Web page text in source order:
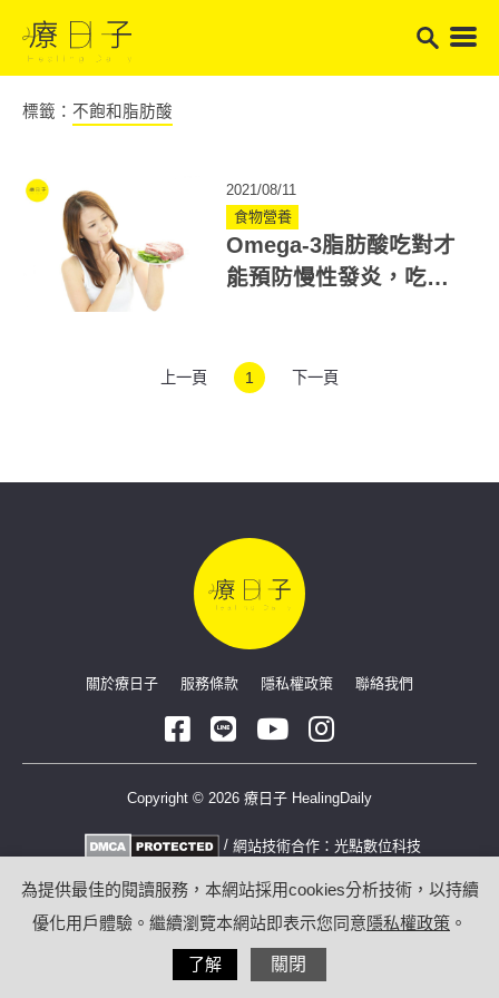
標籤： 不飽和脂肪酸
2021/08/11
食物營養
Omega-3脂肪酸吃對才
能預防慢性發炎，吃錯
上一頁 1 下一頁
關於療日子 服務條款 隱私權政策 聯絡我們
Copyright © 2026 療日子 HealingDaily
/ 網站技術合作： 光點數位科技
為提供最佳的閱讀服務，本網站採用cookies分析技術，以持續
優化用戶體驗。繼續瀏覽本網站即表示您同意隱私權政策 。
了解 關閉